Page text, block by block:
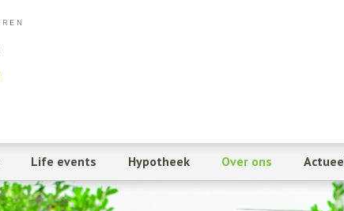
Life events Hypotheek Over ons